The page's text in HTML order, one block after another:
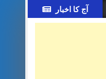
آج کا اخبار